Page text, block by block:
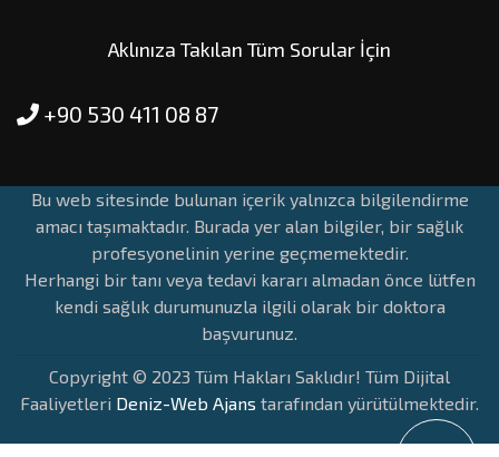
Aklınıza Takılan Tüm Sorular İçin
+90 530 411 08 87
Bu web sitesinde bulunan içerik yalnızca bilgilendirme
amacı taşımaktadır. Burada yer alan bilgiler, bir sağlık
profesyonelinin yerine geçmemektedir.
Herhangi bir tanı veya tedavi kararı almadan önce lütfen
kendi sağlık durumunuzla ilgili olarak bir doktora
başvurunuz.
Copyright © 2023 Tüm Hakları Saklıdır! Tüm Dijital
Faaliyetleri Deniz-Web Ajans tarafından yürütülmektedir.